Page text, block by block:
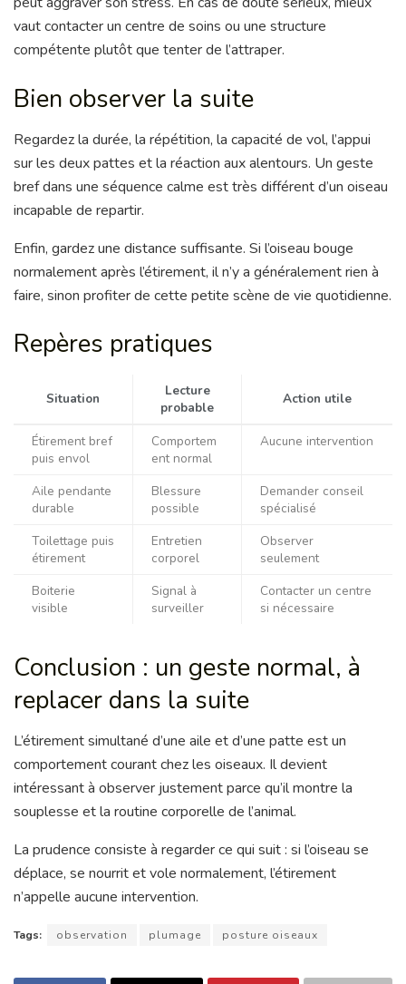
vaut contacter un centre de soins ou une structure
compétente plutôt que tenter de l’attraper.
Bien observer la suite
Regardez la durée, la répétition, la capacité de vol, l’appui
sur les deux pattes et la réaction aux alentours. Un geste
bref dans une séquence calme est très différent d’un oiseau
incapable de repartir.
Enfin, gardez une distance suffisante. Si l’oiseau bouge
normalement après l’étirement, il n’y a généralement rien à
faire, sinon profiter de cette petite scène de vie quotidienne.
Repères pratiques
Situation
Lecture
probable
Action utile
Étirement bref
puis envol
Comportem
ent normal
Aucune intervention
Aile pendante
durable
Blessure
possible
Demander conseil
spécialisé
Toilettage puis
étirement
Entretien
corporel
Observer
seulement
Boiterie
visible
Signal à
surveiller
Contacter un centre
si nécessaire
Conclusion : un geste normal, à
replacer dans la suite
L’étirement simultané d’une aile et d’une patte est un
comportement courant chez les oiseaux. Il devient
intéressant à observer justement parce qu’il montre la
souplesse et la routine corporelle de l’animal.
La prudence consiste à regarder ce qui suit : si l’oiseau se
déplace, se nourrit et vole normalement, l’étirement
n’appelle aucune intervention.
Tags: observation plumage posture oiseaux